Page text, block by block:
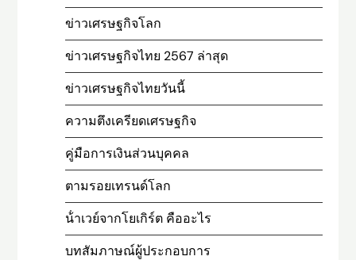
ข่าวเศรษฐกิจโลก
ข่าวเศรษฐกิจไทย 2567 ล่าสุด
ข่าวเศรษฐกิจไทยวันนี้
ความตึงเครียดเศรษฐกิจ
คู่มือการเงินส่วนบุคคล
ตามรอยเทรนด์โลก
น้ําเวย์จากโยเกิร์ต คืออะไร
บทสัมภาษณ์ผู้ประกอบการ